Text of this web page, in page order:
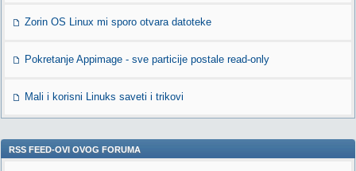
Zorin OS Linux mi sporo otvara datoteke
Pokretanje Appimage - sve particije postale read-only
Mali i korisni Linuks saveti i trikovi
RSS FEED-OVI OVOG FORUMA